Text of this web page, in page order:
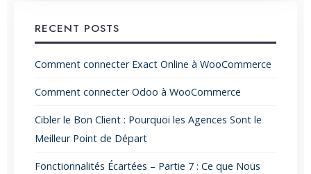
RECENT POSTS
Comment connecter Exact Online à WooCommerce
Comment connecter Odoo à WooCommerce
Cibler le Bon Client : Pourquoi les Agences Sont le
Meilleur Point de Départ
Fonctionnalités Écartées – Partie 7 : Ce que Nous